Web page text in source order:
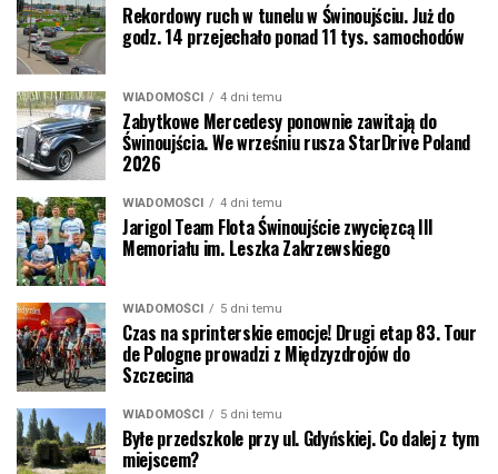
Rekordowy ruch w tunelu w Świnoujściu. Już do
godz. 14 przejechało ponad 11 tys. samochodów
WIADOMOŚCI 4 dni temu
Zabytkowe Mercedesy ponownie zawitają do
Świnoujścia. We wrześniu rusza StarDrive Poland
2026
WIADOMOŚCI 4 dni temu
Jarigol Team Flota Świnoujście zwycięzcą III
Memoriału im. Leszka Zakrzewskiego
WIADOMOŚCI 5 dni temu
Czas na sprinterskie emocje! Drugi etap 83. Tour
de Pologne prowadzi z Międzyzdrojów do
Szczecina
WIADOMOŚCI 5 dni temu
Byłe przedszkole przy ul. Gdyńskiej. Co dalej z tym
miejscem?